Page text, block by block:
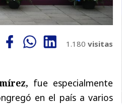
1.180 visitas
fue especialmente
en el país a varios